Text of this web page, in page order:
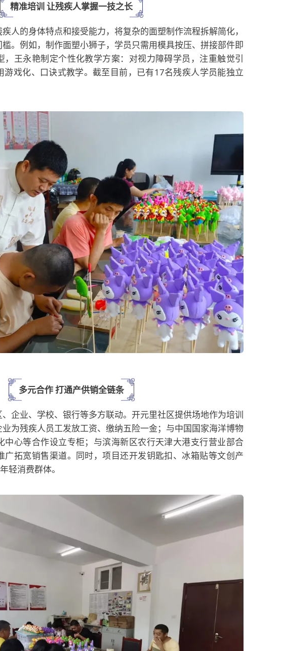
精准培训 让残疾人掌握一技之长
人的身体特点和接受能力，将复杂的面塑制作流程拆解简化，
。例如，制作面塑小狮子，学员只需用模具按压、拼接部件即
，王永艳制定个性化教学方案：对视力障碍学员，注重触觉引
游戏化、口诀式教学。截至目前，已有17名残疾人学员能独立
多元合作 打通产供销全链条
企业、学校、银行等多方联动。开元里社区提供场地作为培训
为残疾人员工发放工资、缴纳五险一金；与中国国家海洋博物
中心等合作设立专柜；与滨海新区农行天津大港支行营业部合
广拓宽销售渠道。同时，项目还开发钥匙扣、冰箱贴等文创产
轻消费群体。